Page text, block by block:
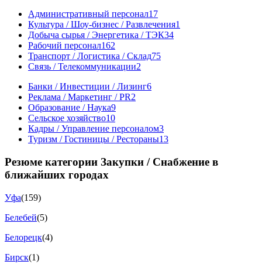
Административный персонал17
Культура / Шоу-бизнес / Развлечения1
Добыча сырья / Энергетика / ТЭК34
Рабочий персонал162
Транспорт / Логистика / Склад75
Связь / Телекоммуникации2
Банки / Инвестиции / Лизинг6
Реклама / Маркетинг / PR2
Образование / Наука9
Сельское хозяйство10
Кадры / Управление персоналом3
Туризм / Гостиницы / Рестораны13
Резюме категории Закупки / Снабжение в
ближайших городах
Уфа(159)
Белебей(5)
Белорецк(4)
Бирск(1)